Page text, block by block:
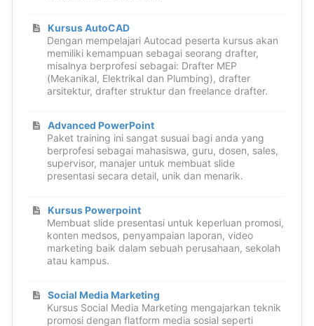
Kursus AutoCAD
Dengan mempelajari Autocad peserta kursus akan
memiliki kemampuan sebagai seorang drafter,
misalnya berprofesi sebagai: Drafter MEP
(Mekanikal, Elektrikal dan Plumbing), drafter
arsitektur, drafter struktur dan freelance drafter.
Advanced PowerPoint
Paket training ini sangat susuai bagi anda yang
berprofesi sebagai mahasiswa, guru, dosen, sales,
supervisor, manajer untuk membuat slide
presentasi secara detail, unik dan menarik.
Kursus Powerpoint
Membuat slide presentasi untuk keperluan promosi,
konten medsos, penyampaian laporan, video
marketing baik dalam sebuah perusahaan, sekolah
atau kampus.
Social Media Marketing
Kursus Social Media Marketing mengajarkan teknik
promosi dengan flatform media sosial seperti